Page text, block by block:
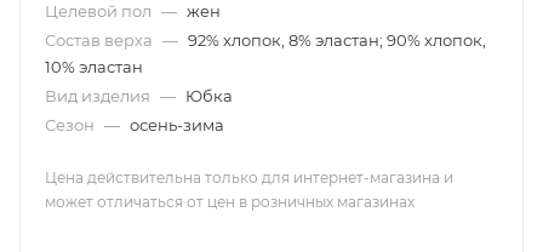
Целевой пол — жен
Состав верха — 92% хлопок, 8% эластан; 90% хлопок,
10% эластан
Вид изделия — Юбка
Сезон — осень-зима
Цена действительна только для интернет-магазина и
может отличаться от цен в розничных магазинах